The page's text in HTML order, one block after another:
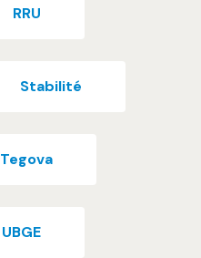
RRU
Stabilité
Tegova
UBGE